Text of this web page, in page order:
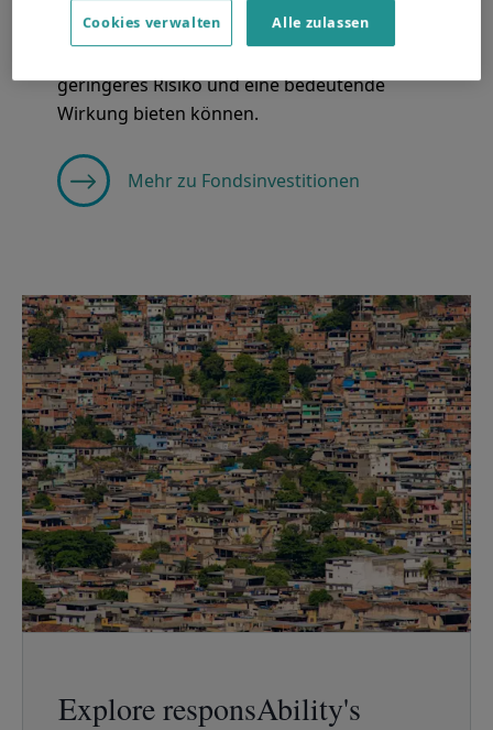
Entdecken Sie, wie Fondsinvestitionen in
geringeres Risiko und eine bedeutende
Wirkung bieten können.
Mehr zu Fondsinvestitionen
Explore responsAbility's
Alle zulassen
Cookies verwalten